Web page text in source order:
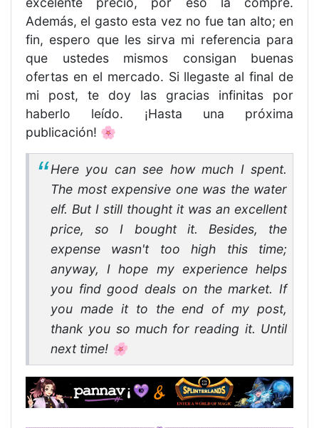
Además, el gasto esta vez no fue tan alto; en
fin, espero que les sirva mi referencia para
que ustedes mismos consigan buenas
ofertas en el mercado. Si llegaste al final de
mi post, te doy las gracias infinitas por
haberlo leído. ¡Hasta una próxima
publicación! 🌸
Here you can see how much I spent.
The most expensive one was the water
elf. But I still thought it was an excellent
price, so I bought it. Besides, the
expense wasn't too high this time;
anyway, I hope my experience helps
you find good deals on the market. If
you made it to the end of my post,
thank you so much for reading it. Until
next time! 🌸